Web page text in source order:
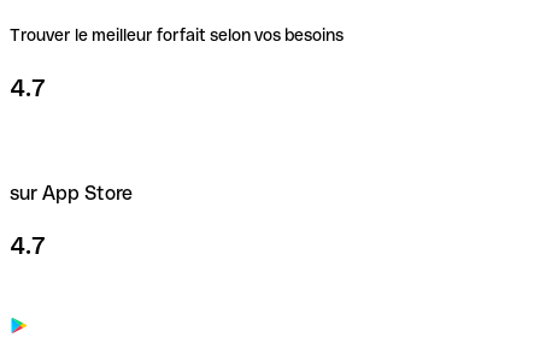
Trouver le meilleur forfait selon vos besoins
4.7
sur App Store
4.7